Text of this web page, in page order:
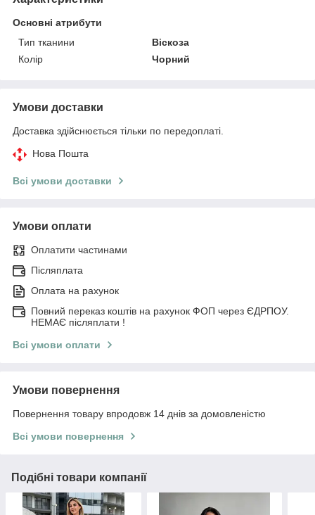
Основні атрибути
Тип тканини
Віскоза
Колір
Чорний
Умови доставки
Доставка здійснюється тільки по передоплаті.
Нова Пошта
Всі умови доставки
Умови оплати
Оплатити частинами
Післяплата
Оплата на рахунок
Повний переказ коштів на рахунок ФОП через ЄДРПОУ.
НЕМАЄ післяплати !
Всі умови оплати
Умови повернення
Повернення товару впродовж 14 днів за домовленістю
Всі умови повернення
Подібні товари компанії